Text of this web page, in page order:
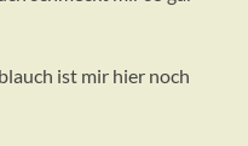
ist mir hier noch